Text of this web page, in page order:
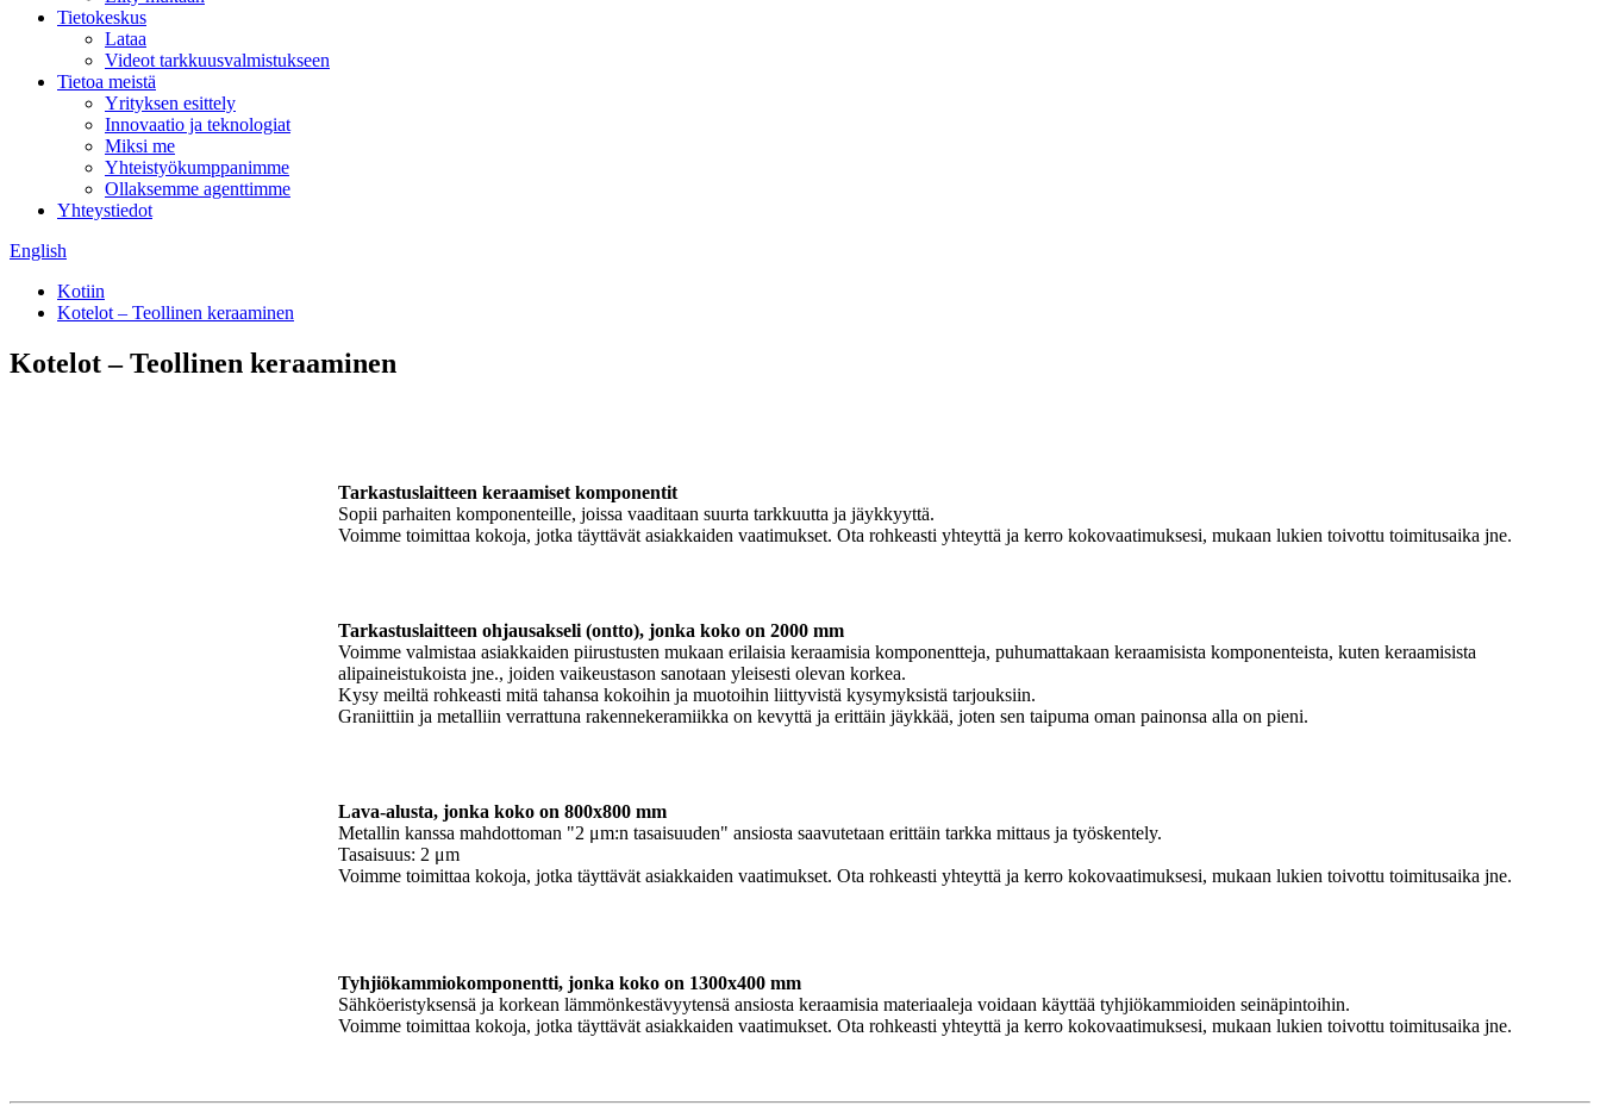
Tietokeskus
Lataa
Videot tarkkuusvalmistukseen
Tietoa meistä
Yrityksen esittely
Innovaatio ja teknologiat
Miksi me
Yhteistyökumppanimme
Ollaksemme agenttimme
Yhteystiedot
English
Kotiin
Kotelot – Teollinen keraaminen
Kotelot – Teollinen keraaminen
Tarkastuslaitteen keraamiset komponentit
Sopii parhaiten komponenteille, joissa vaaditaan suurta tarkkuutta ja jäykkyyttä.
Voimme toimittaa kokoja, jotka täyttävät asiakkaiden vaatimukset. Ota rohkeasti yhteyttä ja kerro kokovaatimuksesi, mukaan lukien toivottu toimitusaika jne.
Tarkastuslaitteen ohjausakseli (ontto), jonka koko on 2000 mm
Voimme valmistaa asiakkaiden piirustusten mukaan erilaisia ​​keraamisia komponentteja, puhumattakaan keraamisista komponenteista, kuten keraamisista
alipaineistukoista jne., joiden vaikeustason sanotaan yleisesti olevan korkea.
Kysy meiltä rohkeasti mitä tahansa kokoihin ja muotoihin liittyvistä kysymyksistä tarjouksiin.
Graniittiin ja metalliin verrattuna rakennekeramiikka on kevyttä ja erittäin jäykkää, joten sen taipuma oman painonsa alla on pieni.
Lava-alusta, jonka koko on 800x800 mm
Metallin kanssa mahdottoman "2 μm:n tasaisuuden" ansiosta saavutetaan erittäin tarkka mittaus ja työskentely.
Tasaisuus: 2 μm
Voimme toimittaa kokoja, jotka täyttävät asiakkaiden vaatimukset. Ota rohkeasti yhteyttä ja kerro kokovaatimuksesi, mukaan lukien toivottu toimitusaika jne.
Tyhjiökammiokomponentti, jonka koko on 1300x400 mm
Sähköeristyksensä ja korkean lämmönkestävyytensä ansiosta keraamisia materiaaleja voidaan käyttää tyhjiökammioiden seinäpintoihin.
Voimme toimittaa kokoja, jotka täyttävät asiakkaiden vaatimukset. Ota rohkeasti yhteyttä ja kerro kokovaatimuksesi, mukaan lukien toivottu toimitusaika jne.